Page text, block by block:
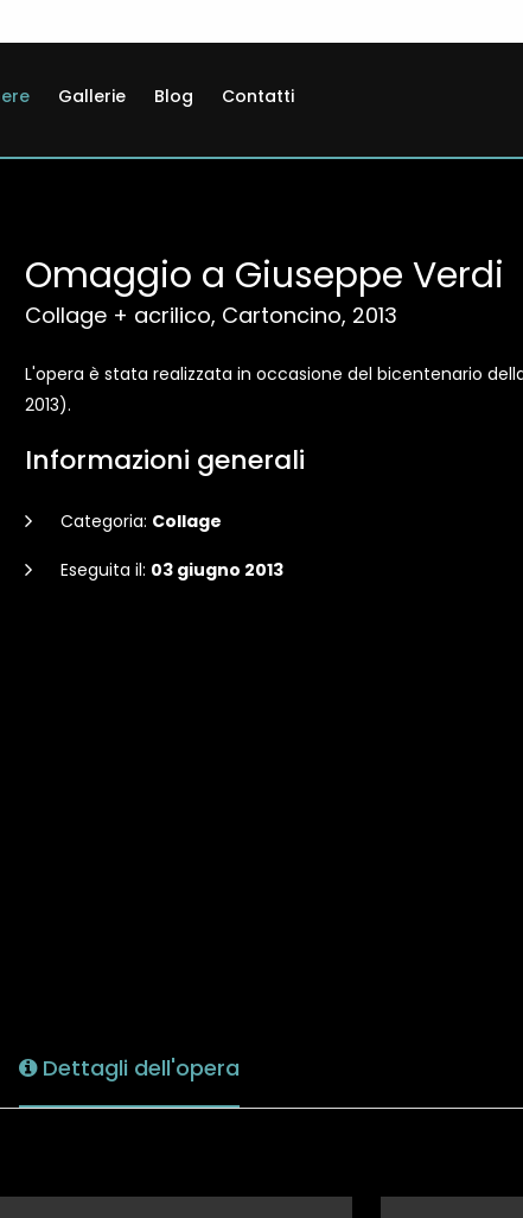
Gallerie Blog Contatti
Omaggio a Giuseppe Verdi
Collage + acrilico, Cartoncino, 2013
L'opera è stata realizzata in occasione del bicentenario
2013).
Informazioni generali
Categoria: Collage
Eseguita il: 03 giugno 2013
Dettagli dell'opera